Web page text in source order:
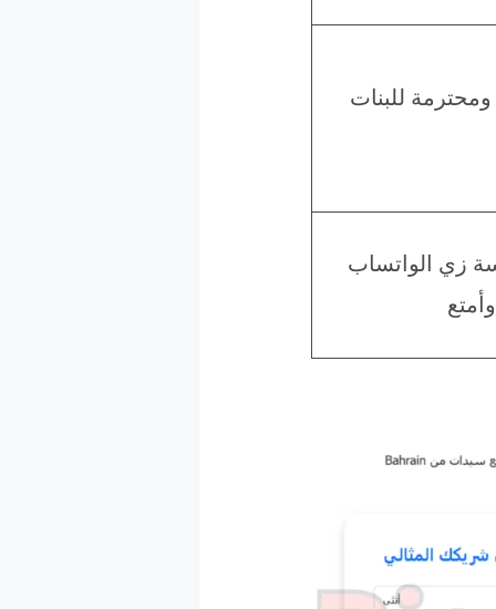
ومحترمة للبنات
زي الواتساب